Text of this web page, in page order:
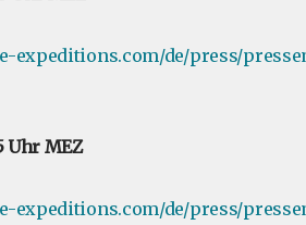
expeditions.com/de/press/
Uhr MEZ
expeditions.com/de/press/